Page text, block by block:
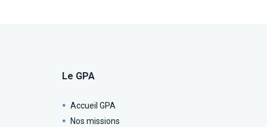
Le GPA
Accueil GPA
Nos missions